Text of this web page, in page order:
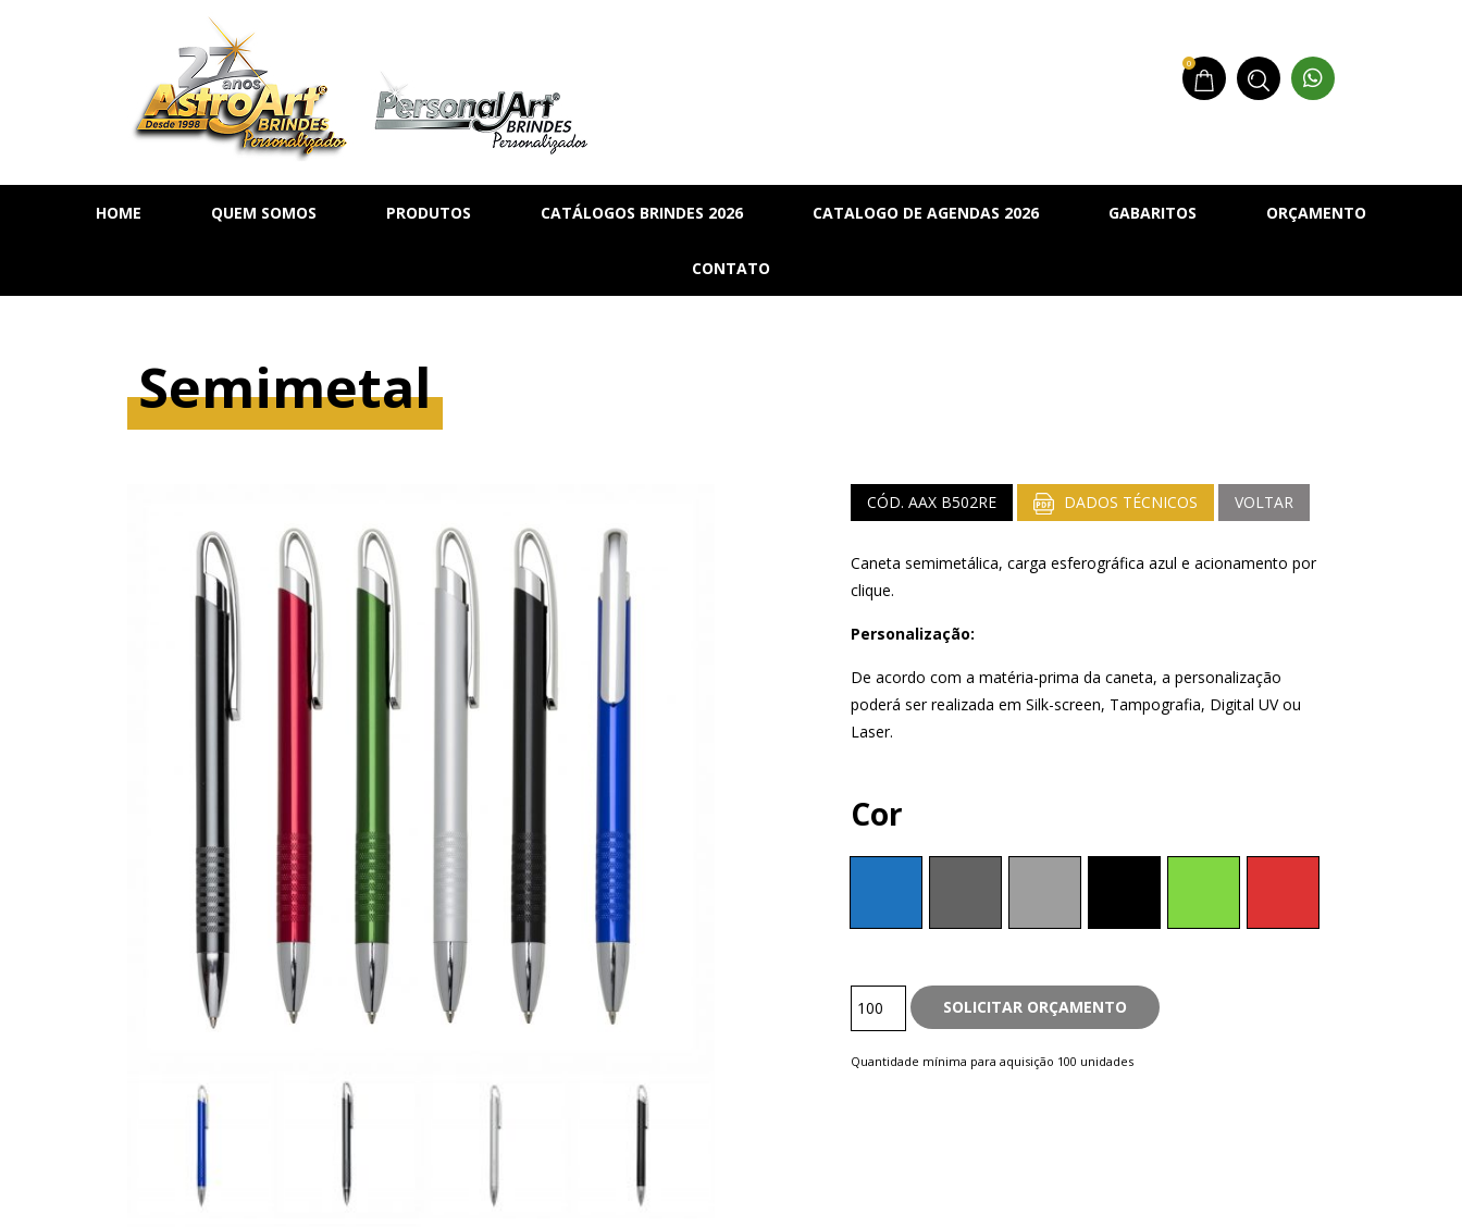
0
HOME QUEM SOMOS PRODUTOS
AGENDA SEMANAL
CADERNOS
MOLESKINE
CHAVEIROS
IMPORTADOS
KIT CANETA LAPISEIRA
SQUEEZE
CATÁLOGOS BRINDES 2026
BRINDES_02
CATALOGO DE AGENDAS 2026 GABARITOS ORÇAMENTO
CONTATO
Semimetal
CÓD. AAX B502RE DADOS TÉCNICOS VOLTAR
Caneta semimetálica, carga esferográfica azul e acionamento por
clique.
Personalização:
De acordo com a matéria-prima da caneta, a personalização
poderá ser realizada em Silk-screen, Tampografia, Digital UV ou
Laser.
Cor
Semimetal
quantity
SOLICITAR ORÇAMENTO
Quantidade mínima para aquisição 100 unidades